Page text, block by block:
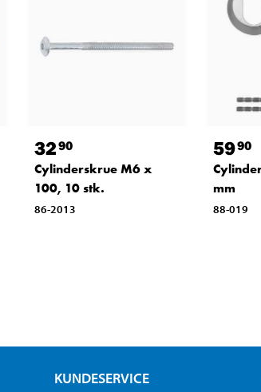
3290
Cylinderskrue M6 x
100, 10 stk.
86-2013
5990
mm
88-019
KUNDESERVICE